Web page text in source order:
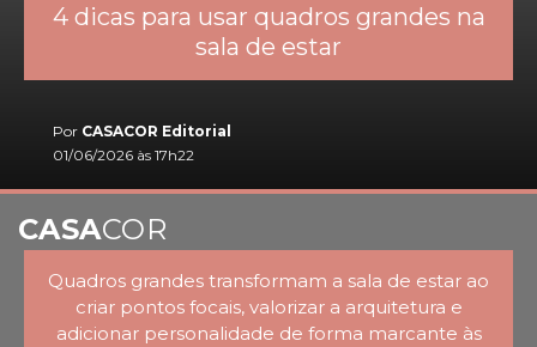
4 dicas para usar quadros grandes na
sala de estar
Por CASACOR Editorial
01/06/2026 às 17h22
Quadros grandes transformam a sala de estar ao
criar pontos focais, valorizar a arquitetura e
adicionar personalidade de forma marcante às
CASACOR